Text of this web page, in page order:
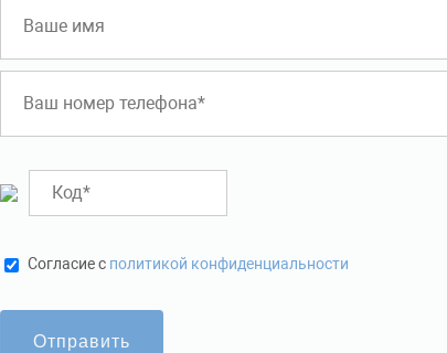
Cогласие с политикой конфиденциальности
Отправить